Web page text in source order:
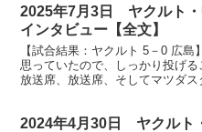
2025年7月3日 ヤクルト
インタビュー【全文】
【試合結果：ヤクルト 5－0 広
思っていたので、しっかり投げる
放送席、放送席、そしてマツダ
2024年4月30日 ヤクルト